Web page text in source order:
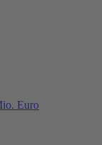
Euro